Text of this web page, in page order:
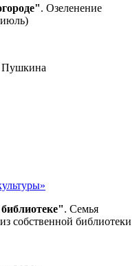
. Озеленение
Пушкина
. Семья
собственной библиотеки